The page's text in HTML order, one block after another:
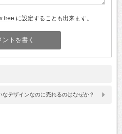
free に設定することも出来ます。
なデザインなのに売れるのはなぜか？